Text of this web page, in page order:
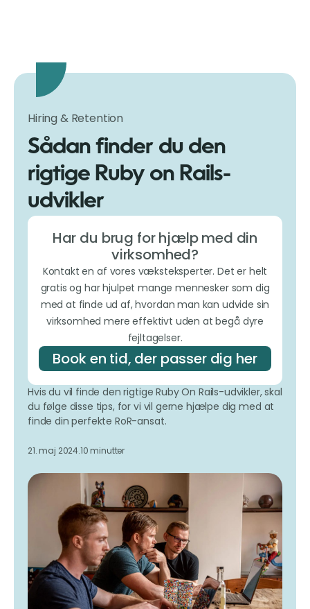
Hiring & Retention
Sådan finder du den
rigtige Ruby on Rails-
udvikler
Har du brug for hjælp med din
virksomhed?
Kontakt en af vores væksteksperter. Det er helt
gratis og har hjulpet mange mennesker som dig
med at finde ud af, hvordan man kan udvide sin
virksomhed mere effektivt uden at begå dyre
fejltagelser.
Book en tid, der passer dig her
Hvis du vil finde den rigtige Ruby On Rails-udvikler, skal
du følge disse tips, for vi vil gerne hjælpe dig med at
finde din perfekte RoR-ansat.
21. maj 2024.10 minutter